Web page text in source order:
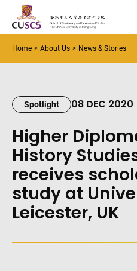
Skip to main content
The Chinese Univeristy of hong Kong
Home About Us News & Stories
Spotlight 08 DEC 2020
Higher
History
receives
study at
Leicester, UK